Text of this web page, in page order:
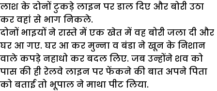
लाश के दोनों टुकड़े लाइन पर डाल दिए और बोरी उठा
कर वहां से भाग निकले.
दोनों भाइयों ने रास्ते में एक खेत में वह बोरी जला दी और
घर आ गए. घर आ कर मुन्ना व बंडा ने खून के निशान
वाले कपड़े नहाधो कर बदल लिए. जब उन्होंने शव को
पास की ही रेलवे लाइन पर फेंकने की बात अपने पिता
को बताई तो भूपाल ने माथा पीट लिया.